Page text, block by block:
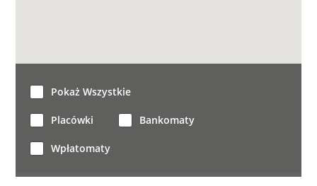
Pokaż Wszystkie
Placówki Bankomaty
Wpłatomaty